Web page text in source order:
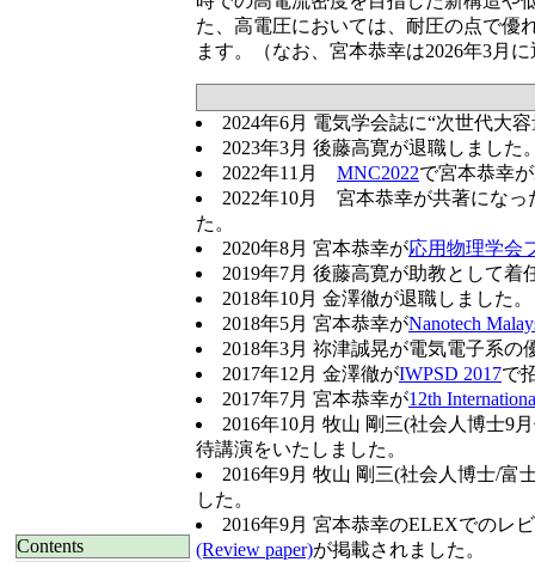
Contents
た、高電圧においては、耐圧の点で優
ます。（なお、宮本恭幸は2026年3月
2024年6月 電気学会誌に“次世代大
2023年3月 後藤高寛が退職しました
2022年11月 MNC2022で宮本恭幸
2022年10月 宮本恭幸が共著になっ
た。
2020年8月 宮本恭幸が応用物理学会
2019年7月 後藤高寛が助教として着
2018年10月 金澤徹が退職しました。
2018年5月 宮本恭幸がNanotech
2018年3月 祢津誠晃が電気電子系
2017年12月 金澤徹がIWPSD 2017で
2017年7月 宮本恭幸が12th
2016年10月 牧山 剛三(社会人博士9
待講演をいたしました。
2016年9月 牧山 剛三(社会人博士/富
した。
2016年9月 宮本恭幸のELEXでのレ
(Review paper)が掲載されました。